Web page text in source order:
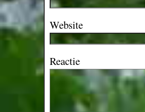
Website
Reactie